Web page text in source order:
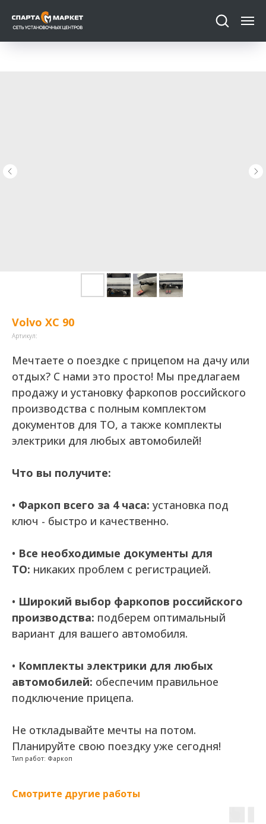
Volvo XC 90
Артикул:
Мечтаете о поездке с прицепом на дачу или
отдых? С нами это просто! Мы предлагаем
продажу и установку фаркопов российского
производства с полным комплектом
документов для ТО, а также комплекты
электрики для любых автомобилей!
Что вы получите:
• Фаркоп всего за 4 часа: установка под
ключ - быстро и качественно.
• Все необходимые документы для
ТО: никаких проблем с регистрацией.
• Широкий выбор фаркопов российского
производства: подберем оптимальный
вариант для вашего автомобиля.
• Комплекты электрики для любых
автомобилей: обеспечим правильное
подключение прицепа.
Не откладывайте мечты на потом.
Планируйте свою поездку уже сегодня!
Тип работ: Фаркоп
Смотрите другие работы